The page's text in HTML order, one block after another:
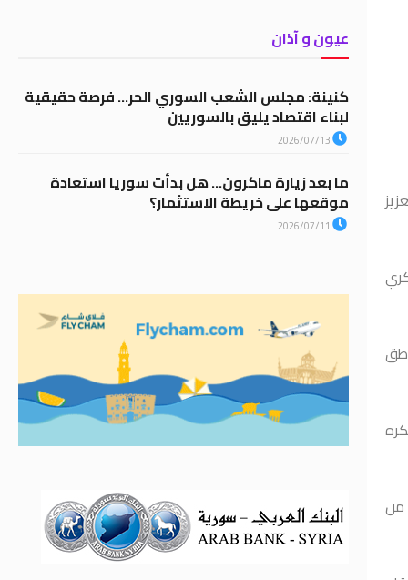
من
عيون و آذان
كنينة: مجلس الشعب السوري الحر… فرصة حقيقية
لبناء اقتصاد يليق بالسوريين
2026/07/13
ما بعد زيارة ماكرون… هل بدأت سوريا استعادة
موقعها على خريطة الاستثمار؟
2026/07/11